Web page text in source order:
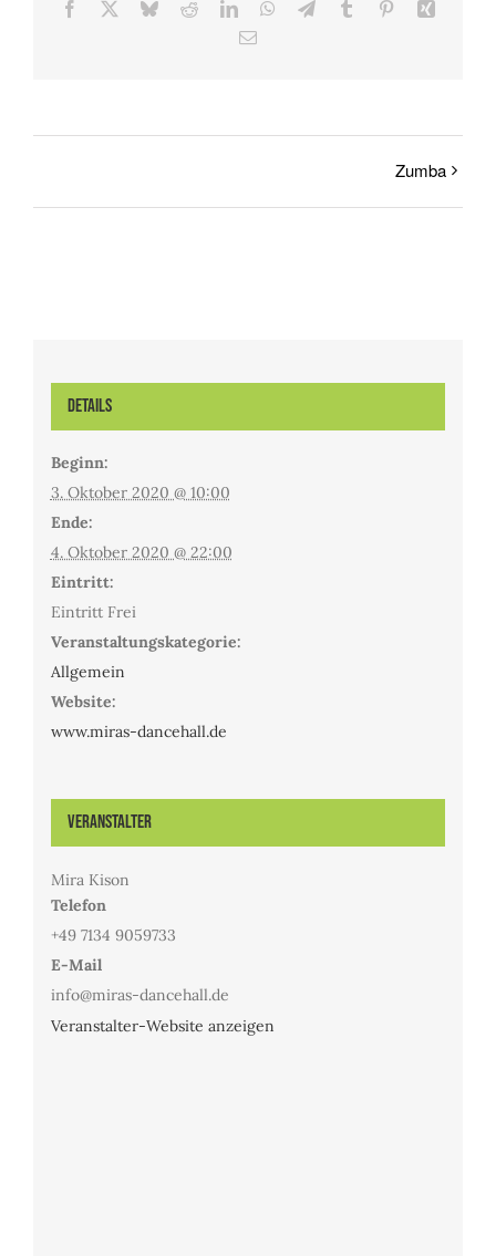
Facebook BlueskyRedditLinkedInWhatsApp
TelegramTumblr Pinterest
E-
Zumba
Details
Beginn:
3. Oktober 2020 @ 10:00
Ende:
4. Oktober 2020 @ 22:00
Eintritt:
Eintritt Frei
Veranstaltungskategorie:
Allgemein
Website:
www.miras-dancehall.de
Veranstalter
Mira Kison
Telefon
+49 7134 9059733
E-Mail
info@miras-dancehall.de
Veranstalter-Website anzeigen